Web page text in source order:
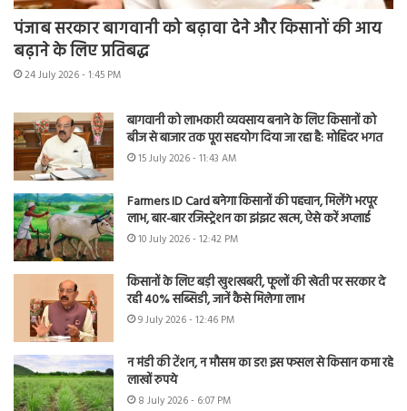
पंजाब सरकार बागवानी को बढ़ावा देने और किसानों की आय
बढ़ाने के लिए प्रतिबद्ध
24 July 2026 - 1:45 PM
बागवानी को लाभकारी व्यवसाय बनाने के लिए किसानों को
बीज से बाजार तक पूरा सहयोग दिया जा रहा है: मोहिंदर भगत
15 July 2026 - 11:43 AM
Farmers ID Card बनेगा किसानों की पहचान, मिलेंगे भरपूर
लाभ, बार-बार रजिस्ट्रेशन का झंझट खत्म, ऐसे करें अप्लाई
10 July 2026 - 12:42 PM
किसानों के लिए बड़ी खुशखबरी, फूलों की खेती पर सरकार दे
रही 40% सब्सिडी, जानें कैसे मिलेगा लाभ
9 July 2026 - 12:46 PM
न मंडी की टेंशन, न मौसम का डर! इस फसल से किसान कमा रहे
लाखों रुपये
8 July 2026 - 6:07 PM